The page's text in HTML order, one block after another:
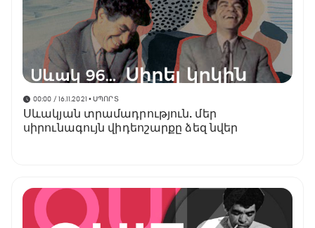
00:00 / 16.11.2021 • ՍՊՈՐՏ
Սևակյան տրամադրություն. մեր
սիրունագույն վիդեոշարքը ձեզ նվեր